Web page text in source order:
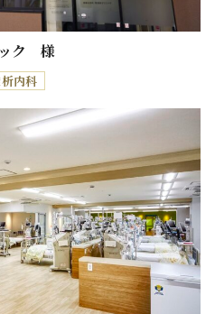
ック 様
内科